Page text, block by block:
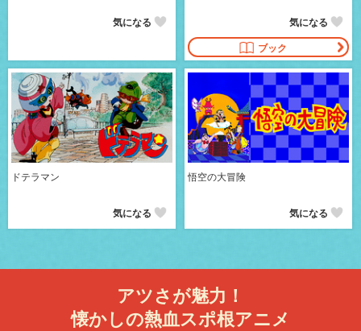
気になる
ブック
気になる
ドテラマン
気になる
悟空の大冒険
気になる
アツさが魅力！
懐かしの熱血スポ根アニメ